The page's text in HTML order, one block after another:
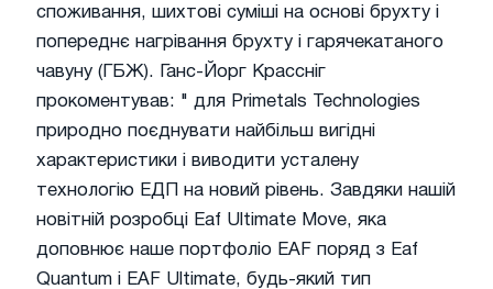
споживання, шихтові суміші на основі брухту і
попереднє нагрівання брухту і гарячекатаного
чавуну (ГБЖ). Ганс-Йорг Крассніг
прокоментував: " для Primetals Technologies
природно поєднувати найбільш вигідні
характеристики і виводити усталену
технологію ЕДП на новий рівень. Завдяки нашій
новітній розробці Eaf Ultimate Move, яка
доповнює наше портфоліо EAF поряд з Eaf
Quantum і EAF Ultimate, будь-який тип